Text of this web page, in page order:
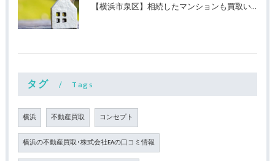
【横浜市泉区】相続したマンションも買取いたします！
タグ Tags
横浜 不動産買取 コンセプト
横浜の不動産買取･株式会社EAの口コミ情報